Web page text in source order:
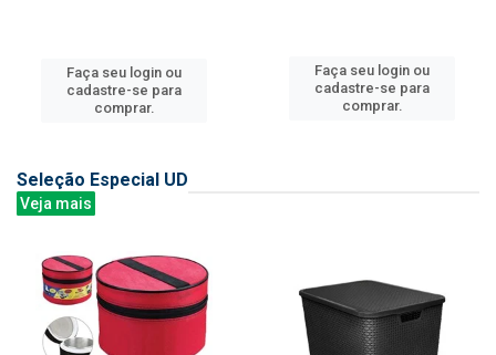
Faça seu login ou
cadastre-se para
comprar.
Faça seu login ou
cadastre-se para
comprar.
Seleção Especial UD
Veja mais